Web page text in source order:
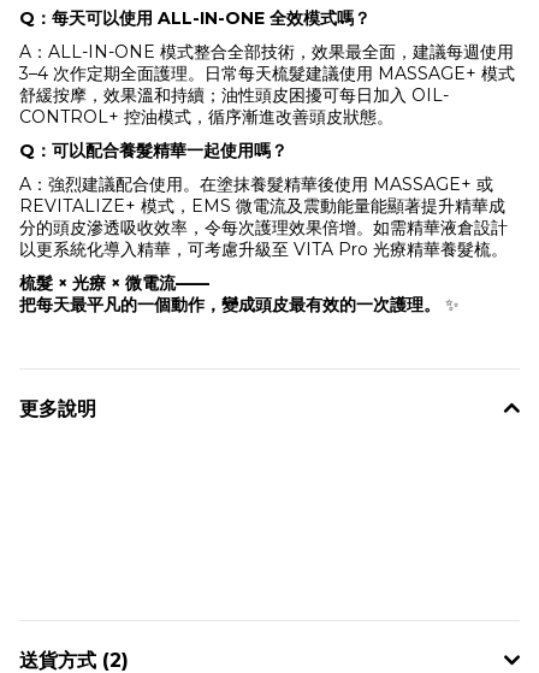
Q：每天可以使用 ALL-IN-ONE 全效模式嗎？
A：ALL-IN-ONE 模式整合全部技術，效果最全面，建議每週使用
3–4 次作定期全面護理。日常每天梳髮建議使用 MASSAGE+ 模式
舒緩按摩，效果溫和持續；油性頭皮困擾可每日加入 OIL-
CONTROL+ 控油模式，循序漸進改善頭皮狀態。
Q：可以配合養髮精華一起使用嗎？
A：強烈建議配合使用。在塗抹養髮精華後使用 MASSAGE+ 或
REVITALIZE+ 模式，EMS 微電流及震動能量能顯著提升精華成
分的頭皮滲透吸收效率，令每次護理效果倍增。如需精華液倉設計
以更系統化導入精華，可考慮升級至 VITA Pro 光療精華養髮梳。
梳髮 × 光療 × 微電流——
把每天最平凡的一個動作，變成頭皮最有效的一次護理。
✨
更多說明
送貨方式 (2)